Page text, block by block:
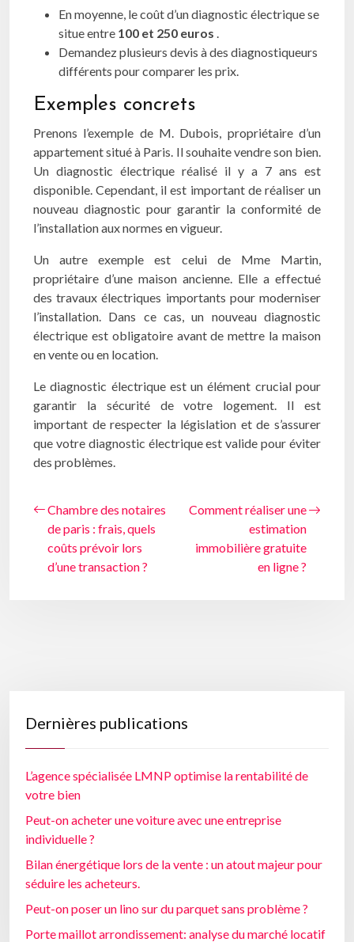
En moyenne, le coût d’un diagnostic électrique se
situe entre 100 et 250 euros .
Demandez plusieurs devis à des diagnostiqueurs
différents pour comparer les prix.
Exemples concrets
Prenons l’exemple de M. Dubois, propriétaire d’un
appartement situé à Paris. Il souhaite vendre son bien.
Un diagnostic électrique réalisé il y a 7 ans est
disponible. Cependant, il est important de réaliser un
nouveau diagnostic pour garantir la conformité de
l’installation aux normes en vigueur.
Un autre exemple est celui de Mme Martin,
propriétaire d’une maison ancienne. Elle a effectué
des travaux électriques importants pour moderniser
l’installation. Dans ce cas, un nouveau diagnostic
électrique est obligatoire avant de mettre la maison
en vente ou en location.
Le diagnostic électrique est un élément crucial pour
garantir la sécurité de votre logement. Il est
important de respecter la législation et de s’assurer
que votre diagnostic électrique est valide pour éviter
des problèmes.
Chambre des notaires
de paris : frais, quels
coûts prévoir lors
d’une transaction ?
Comment réaliser une
estimation
immobilière gratuite
en ligne ?
Dernières publications
L’agence spécialisée LMNP optimise la rentabilité de
votre bien
Peut-on acheter une voiture avec une entreprise
individuelle ?
Bilan énergétique lors de la vente : un atout majeur pour
séduire les acheteurs.
Peut-on poser un lino sur du parquet sans problème ?
Porte maillot arrondissement: analyse du marché locatif